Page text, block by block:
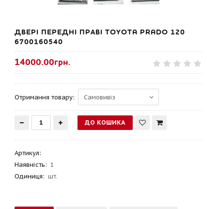
ДВЕРІ ПЕРЕДНІ ПРАВІ TOYOTA PRADO 120
6700160540
14000.00грн.
Отримання товару:
Артикул:
Наявність: 1
Одиниця: шт.